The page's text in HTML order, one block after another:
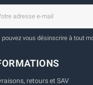
pouvez vous désinscrire à tout
retours et SAV